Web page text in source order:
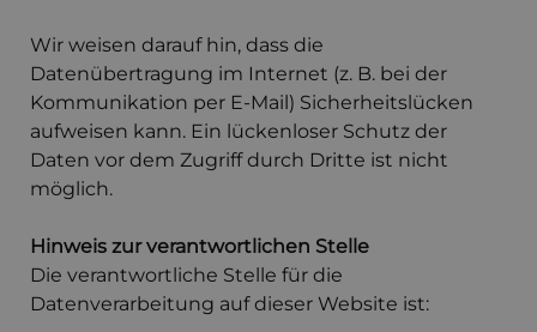
Wir weisen darauf hin, dass die
Datenübertragung im Internet (z. B. bei der
Kommunikation per E-Mail) Sicherheitslücken
aufweisen kann. Ein lückenloser Schutz der
Daten vor dem Zugriff durch Dritte ist nicht
möglich.
Hinweis zur verantwortlichen Stelle
Die verantwortliche Stelle für die
Datenverarbeitung auf dieser Website ist: